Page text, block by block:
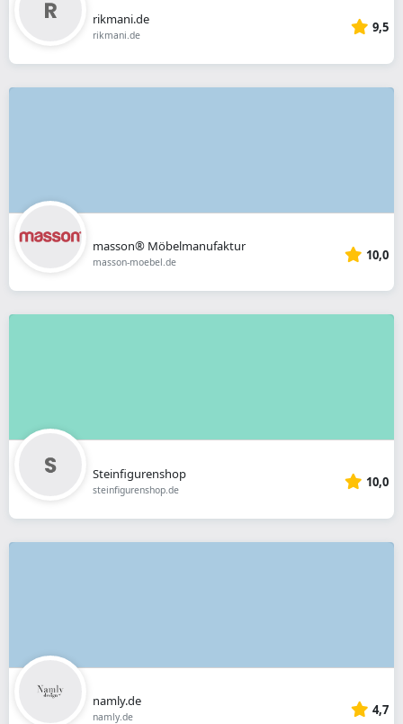
rikmani.de
rikmani.de 9,5
masson® Möbelmanufaktur
masson-moebel.de 10,0
Steinfigurenshop
steinfigurenshop.de 10,0
namly.de
namly.de 4,7